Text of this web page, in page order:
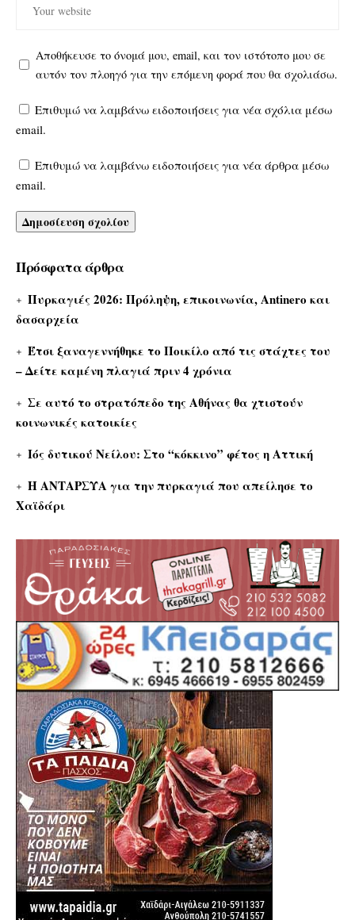
Αποθήκευσε το όνομά μου, email, και τον ιστότοπο μου σε
αυτόν τον πλοηγό για την επόμενη φορά που θα σχολιάσω.
Επιθυμώ να λαμβάνω ειδοποιήσεις για νέα σχόλια μέσω
email.
Επιθυμώ να λαμβάνω ειδοποιήσεις για νέα άρθρα μέσω
email.
Πρόσφατα άρθρα
Πυρκαγιές 2026: Πρόληψη, επικοινωνία, Antinero και
δασαρχεία
Έτσι ξαναγεννήθηκε το Ποικίλο από τις στάχτες του
– Δείτε καμένη πλαγιά πριν 4 χρόνια
Σε αυτό το στρατόπεδο της Αθήνας θα χτιστούν
κοινωνικές κατοικίες
Ιός δυτικού Νείλου: Στο “κόκκινο” φέτος η Αττική
Η ΑΝΤΑΡΣΥΑ για την πυρκαγιά που απείλησε το
Χαϊδάρι